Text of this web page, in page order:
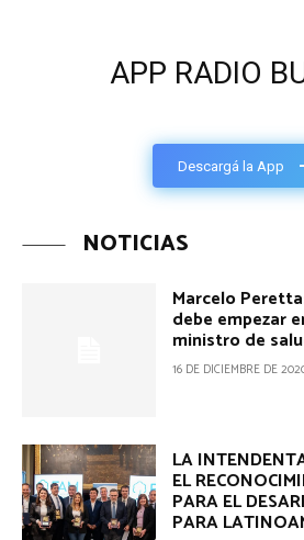
APP RADIO
Descargá la App
NOTICIAS
Marcelo
debe empezar
ministro de
16 DE DICIEMBRE DE
LA
EL
PARA EL
PARA